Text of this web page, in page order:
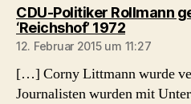
CDU-Politiker Rollmann
‘Reichshof’ 1972sagt:
12. Februar 2015 um 11:27
[…] Corny Littmann wurde
Journalisten wurden mit